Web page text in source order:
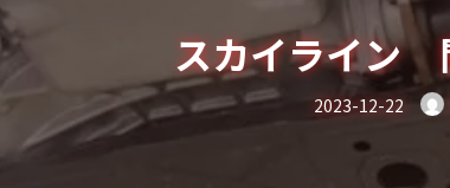
スカイライン
2023-12-22